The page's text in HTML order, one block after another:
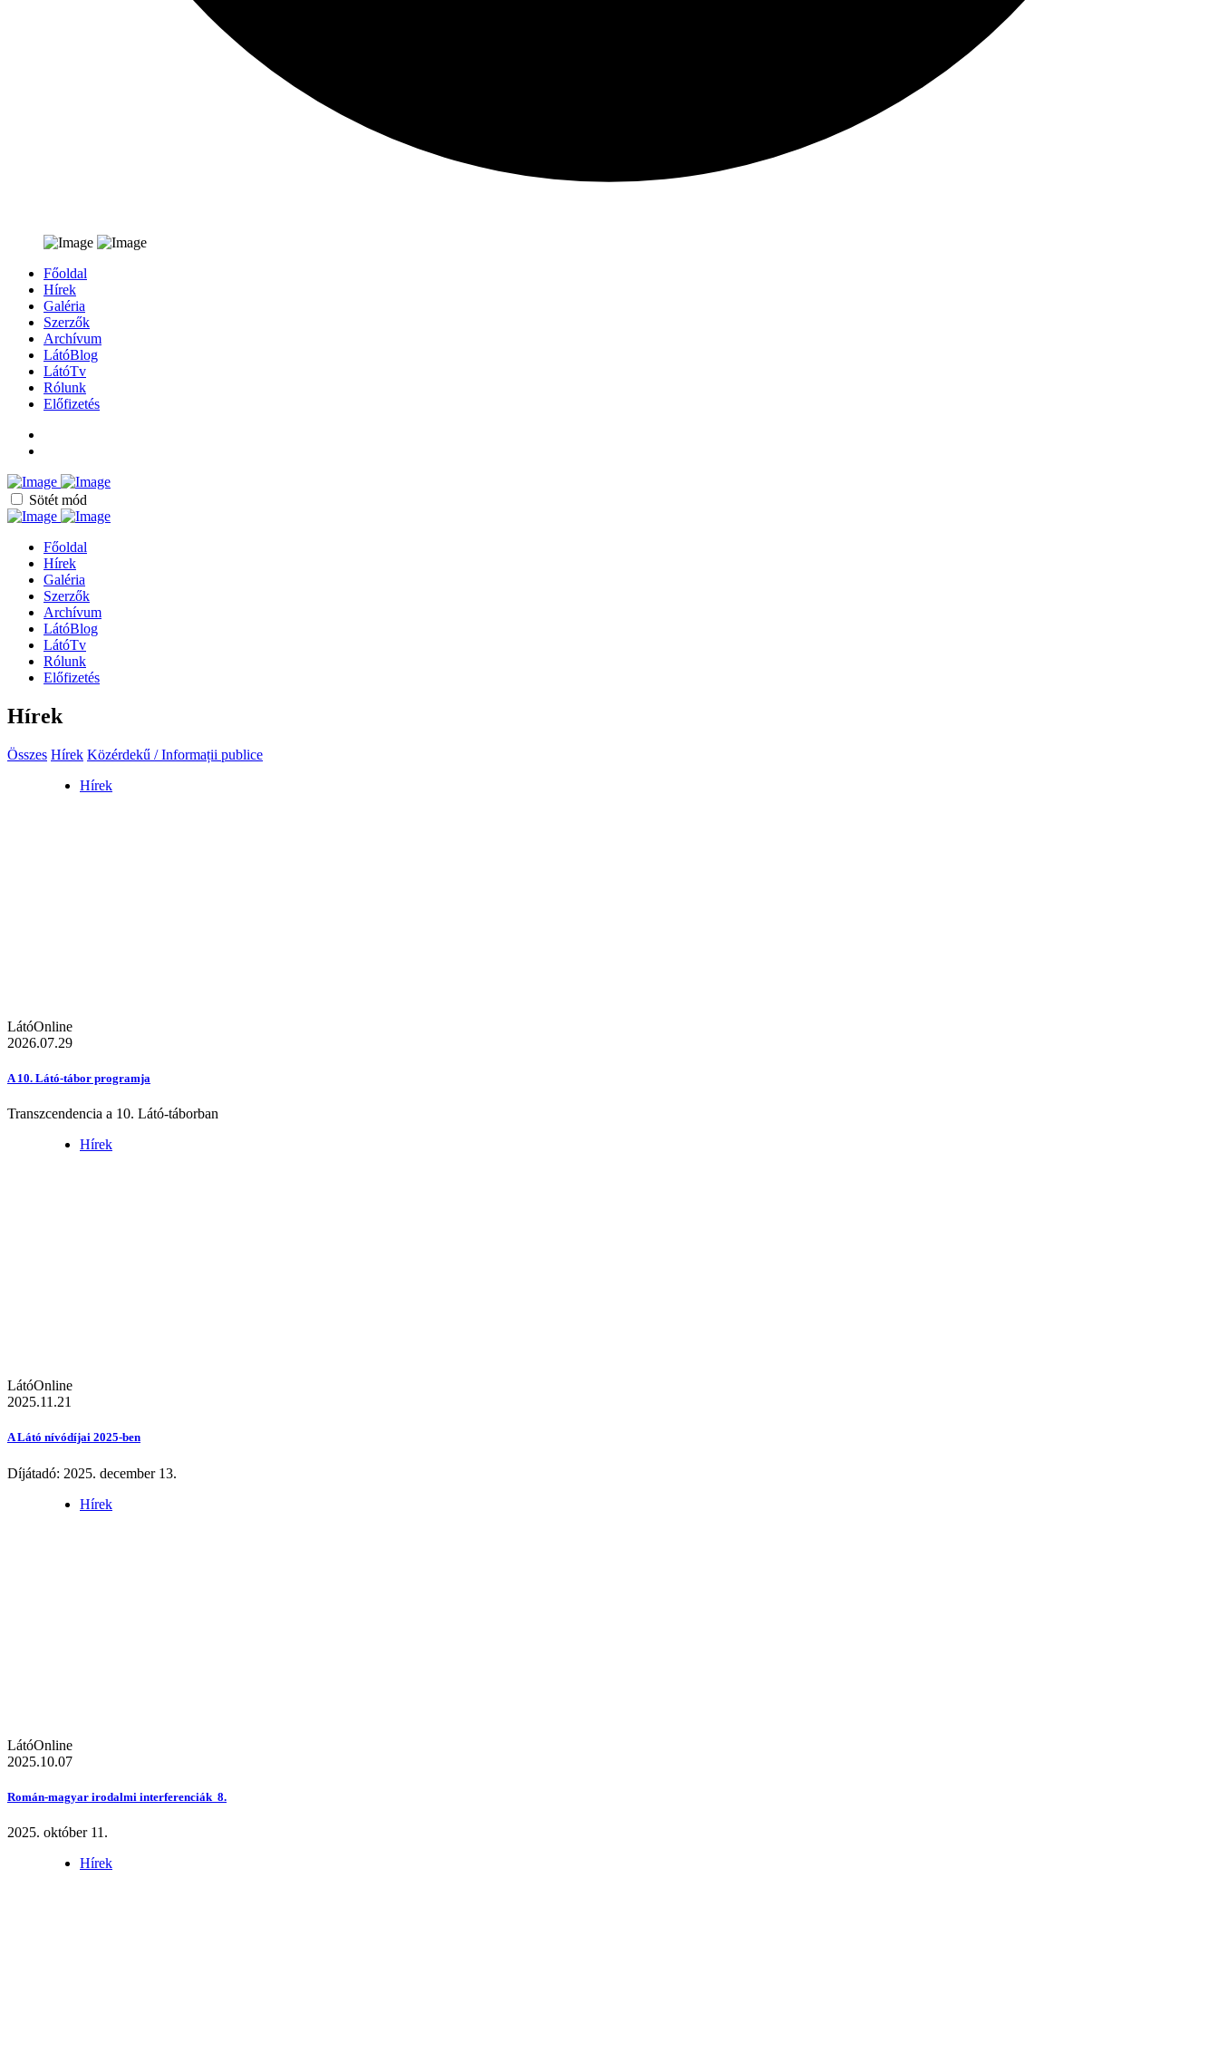
Főoldal
Hírek
Galéria
Szerzők
Archívum
LátóBlog
LátóTv
Rólunk
Előfizetés
Sötét mód
Főoldal
Hírek
Galéria
Szerzők
Archívum
LátóBlog
LátóTv
Rólunk
Előfizetés
Hírek
Összes Hírek Közérdekű / Informații publice
Hírek
LátóOnline
2026.07.29
A 10. Látó-tábor programja
Transzcendencia a 10. Látó-táborban
Hírek
LátóOnline
2025.11.21
A Látó nívódíjai 2025-ben
Díjátadó: 2025. december 13.
Hírek
LátóOnline
2025.10.07
Román-magyar irodalmi interferenciák 8.
2025. október 11.
Hírek